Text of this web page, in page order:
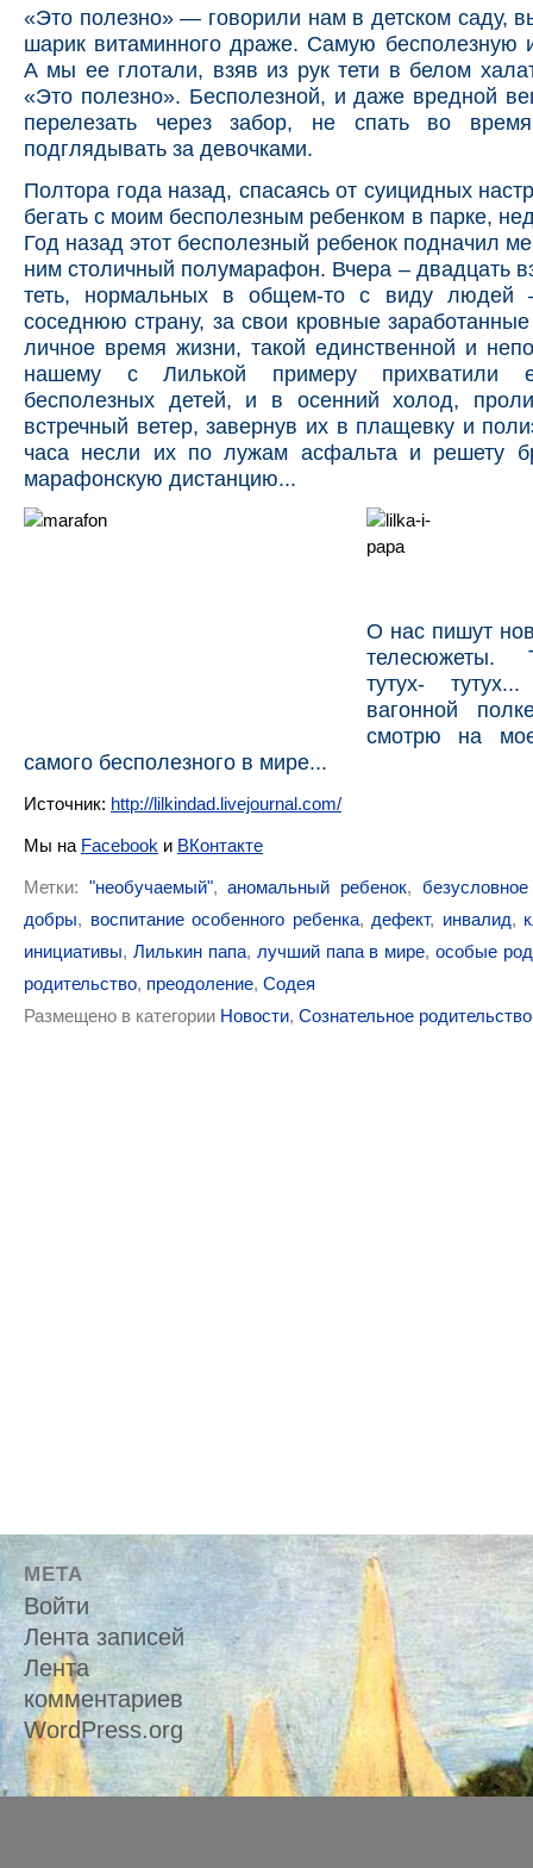
«Это полезно» — говорили нам в детском саду,
шарик витаминного драже. Самую бесполезную
А мы ее глотали, взяв из рук тети в белом
«Это полезно». Бесполезной, и даже вредной
перелезать через забор, не спать во
подглядывать за девочками.
Полтора года назад, спасаясь от суицидных
бегать с моим бесполезным ребенком в парке,
Год назад этот бесполезный ребенок подначил
ним столичный полумарафон. Вчера – двадцать
теть, нормальных в общем-то с виду людей
соседнюю страну, за свои кровные
личное время жизни, такой единственной и
нашему с Лилькой примеру прихватили
бесполезных детей, и в осенний холод,
встречный ветер, завернув их в плащевку и
часа несли их по лужам асфальта и решету
марафонскую дистанцию...
О нас пишут
телесюжеты.
тутух-
вагонной
смотрю на
самого бесполезного в мире...
Источник: http://lilkindad.livejournal.com/
Мы на Facebook и ВКонтакте
Метки: "необучаемый",аномальный ребенок,
добры, воспитание особенного ребенка, дефект, инвалид,
инициативы, Лилькин папа, лучший папа в мире,особые
родительство, преодоление, Содея
Размещено в категории Новости, Сознательное родительство
МЕТА
Войти
Лента записей
Лента
комментариев
WordPress.org